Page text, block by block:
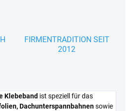
FIRMENTRADITION SEIT
2012
Klebeband ist speziell für das
Dachunterspannbahnensowie